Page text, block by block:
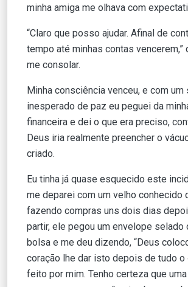
minha amiga me olhava com
“Claro que posso ajudar. Afinal de
tempo até minhas contas vencerem,”
me consolar.
Minha consciência venceu, e com um
inesperado de paz eu peguei da
financeira e dei o que era preciso,
Deus iria realmente preencher o
criado.
Eu tinha já quase esquecido este
me deparei com um velho conhecido
fazendo compras uns dois dias
partir, ele pegou um envelope selado
bolsa e me deu dizendo, “Deus
coração lhe dar isto depois de tudo o
feito por mim. Tenho certeza que